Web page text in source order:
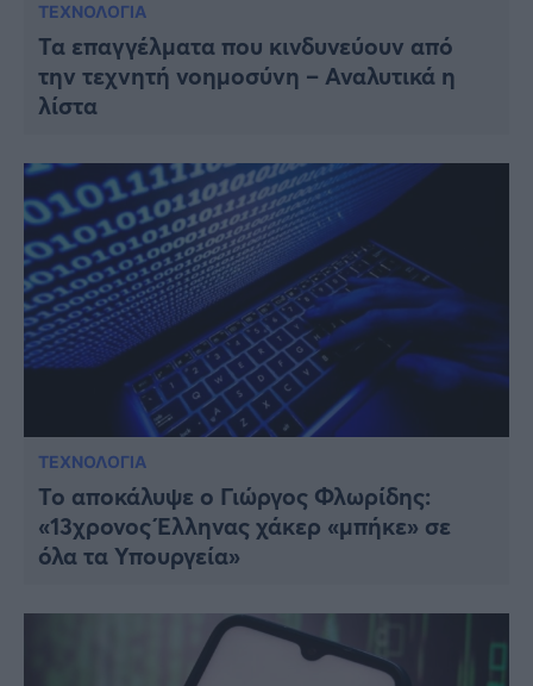
ΤΕΧΝΟΛΟΓΙΑ
Τα επαγγέλματα που κινδυνεύουν από
την τεχνητή νοημοσύνη – Αναλυτικά η
λίστα
ΤΕΧΝΟΛΟΓΙΑ
Το αποκάλυψε ο Γιώργος Φλωρίδης:
«13χρονος Έλληνας χάκερ «μπήκε» σε
όλα τα Υπουργεία»